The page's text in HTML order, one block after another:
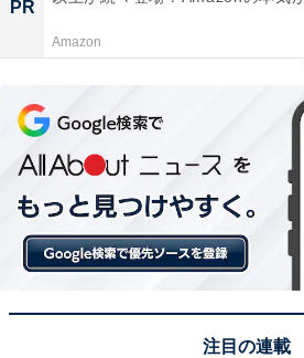
PR
Amazon
注目の連載